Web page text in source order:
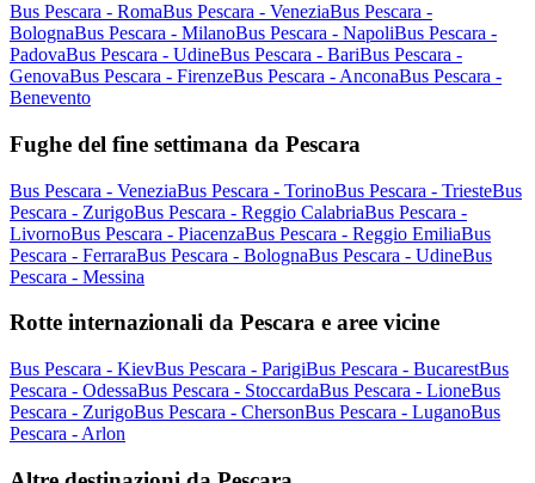
Bus Pescara - RomaBus Pescara - VeneziaBus Pescara -
BolognaBus Pescara - MilanoBus Pescara - NapoliBus Pescara -
PadovaBus Pescara - UdineBus Pescara - BariBus Pescara -
GenovaBus Pescara - FirenzeBus Pescara - AnconaBus Pescara -
Benevento
Fughe del fine settimana da Pescara
Bus Pescara - VeneziaBus Pescara - TorinoBus Pescara - TriesteBus
Pescara - ZurigoBus Pescara - Reggio CalabriaBus Pescara -
LivornoBus Pescara - PiacenzaBus Pescara - Reggio EmiliaBus
Pescara - FerraraBus Pescara - BolognaBus Pescara - UdineBus
Pescara - Messina
Rotte internazionali da Pescara e aree vicine
Bus Pescara - KievBus Pescara - ParigiBus Pescara - BucarestBus
Pescara - OdessaBus Pescara - StoccardaBus Pescara - LioneBus
Pescara - ZurigoBus Pescara - ChersonBus Pescara - LuganoBus
Pescara - Arlon